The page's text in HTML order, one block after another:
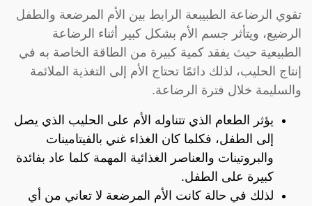
تقوي الرضاعة الطبيبعة الرابط بين الأم المرضعة والطفل
الرضيع، ويتأثر جسم الأم بشكل كبير أثناء الرضاعة
الطبيعية حيث يفقد كمية كبيرة من الطاقة الخاصة به في
إنتاج الحليب، لذلك دائمًا تحتاج الأم إلى التغذية الملائمة
والسليمة خلال فترة الرضاعة.
يؤثر الطعام الذي تتناوله الأم على الحليب الذي يصل
إلى الطفل، فكلما كان الغذاء غني بالفيتامينات
والبروتينات والعناصر الغذائية المهمة كلما عاد بفائدة
كبيرة على الطفل.
لذلك في حالة كانت الأم المرضعة لا تعاني من أي